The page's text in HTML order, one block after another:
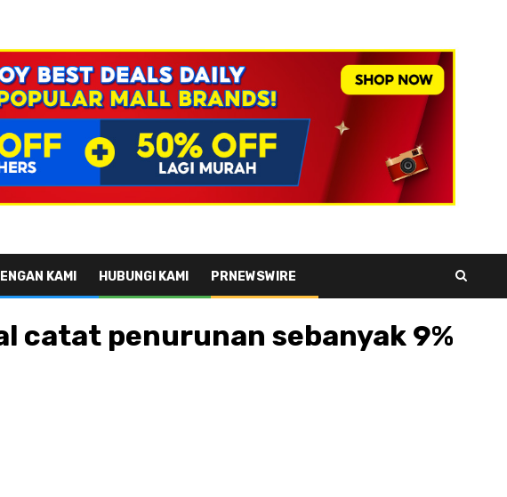
KAMI HUBUNGI KAMI PRNEWSWIRE
catat penurunan sebanyak 9%